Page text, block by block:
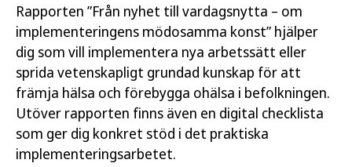
Rapporten ”Från nyhet till vardagsnytta – om
implementeringens mödosamma konst” hjälper
dig som vill implementera nya arbetssätt eller
sprida vetenskapligt grundad kunskap för att
främja hälsa och förebygga ohälsa i befolkningen.
Utöver rapporten finns även en digital checklista
som ger dig konkret stöd i det praktiska
implementeringsarbetet.